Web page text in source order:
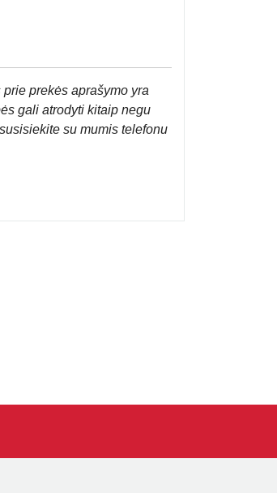
prekės aprašymo yra
gali atrodyti kitaip negu
su mumis telefonu